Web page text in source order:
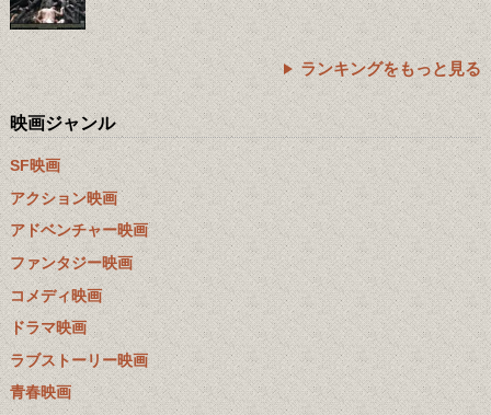
ランキングをもっと見る
映画ジャンル
SF映画
アクション映画
アドベンチャー映画
ファンタジー映画
コメディ映画
ドラマ映画
ラブストーリー映画
青春映画